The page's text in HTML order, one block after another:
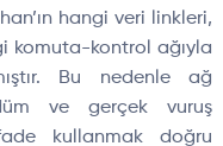
hangi veri linkleri,
komuta-kontrol ağıyla
Bu nedenle ağ
ve gerçek vuruş
kullanmak doğru